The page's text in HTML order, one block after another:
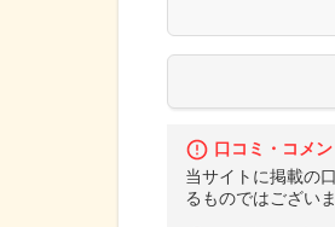
口コミ・コメ
当サイトに掲載の
るものではござい